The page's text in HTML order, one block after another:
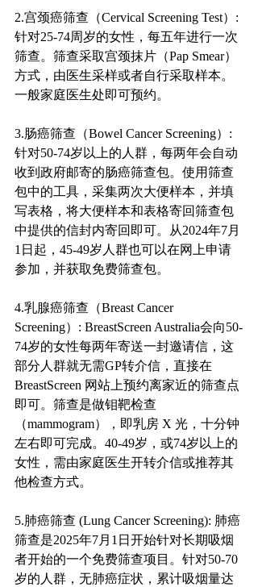
2.宫颈癌筛查（Cervical Screening Test）:
针对25-74周岁的女性，每五年进行一次
筛查。筛查采取宫颈抹片（Pap Smear）
方式，由医生采样或者自行采取样本。
一般家庭医生处即可预约。
3.肠癌筛查（Bowel Cancer Screening）:
针对50-74岁以上的人群，每两年会自动
收到政府邮寄的肠癌筛查包。使用筛查
包中的工具，采集两次大便样本，并填
写表格，将大便样本和表格寄回筛查包
中提供的信封内寄回即可。从2024年7月
1日起，45-49岁人群也可以在网上申请
参加，并获取免费筛查包。
4.乳腺癌筛查（Breast Cancer
Screening）: BreastScreen Australia会向50-
74岁的女性每两年寄送一封邀请信，这
部分人群就无需GP转介信，直接在
BreastScreen 网站上预约离家近的筛查点
即可。筛查是做钼靶检查
（mammogram），即乳房 X 光，十分钟
左右即可完成。40-49岁，或74岁以上的
女性，需由家庭医生开转介信或推荐其
他检查方式。
5.肺癌筛查 (Lung Cancer Screening): 肺癌
筛查是2025年7月1日开始针对长期吸烟
者开始的一个免费筛查项目。针对50-70
岁的人群，无肺癌症状，累计吸烟量达